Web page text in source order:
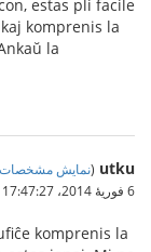
estas pli facile
komprenis la
la
utku
(نمایش مشخصات
6 فوریهٔ 2014،‏ 17:47:27
komprenis la